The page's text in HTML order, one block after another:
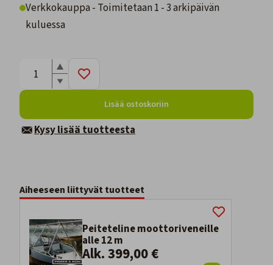
Verkkokauppa - Toimitetaan 1 - 3 arkipäivän
kuluessa
Lisää ostoskoriin
Kysy lisää tuotteesta
Aiheeseen liittyvät tuotteet
Peiteteline moottoriveneille
alle 12 m
Alk. 399,00 €